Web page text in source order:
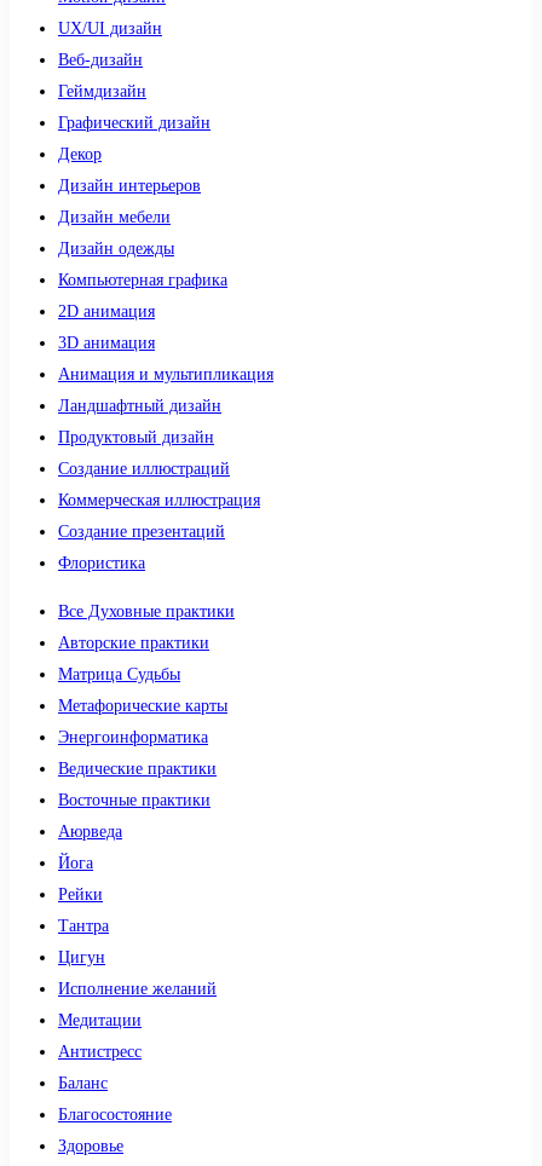
UX/UI дизайн
Веб-дизайн
Геймдизайн
Графический дизайн
Декор
Дизайн интерьеров
Дизайн мебели
Дизайн одежды
Компьютерная графика
2D анимация
3D анимация
Анимация и мультипликация
Ландшафтный дизайн
Продуктовый дизайн
Создание иллюстраций
Коммерческая иллюстрация
Создание презентаций
Флористика
Все Духовные практики
Авторские практики
Матрица Судьбы
Метафорические карты
Энергоинформатика
Ведические практики
Восточные практики
Аюрведа
Йога
Рейки
Тантра
Цигун
Исполнение желаний
Медитации
Антистресс
Баланс
Благосостояние
Здоровье